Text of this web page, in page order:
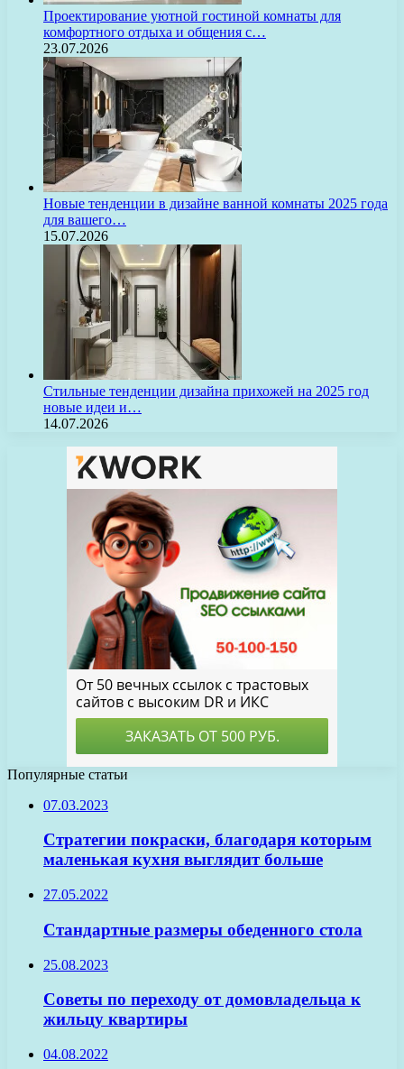
Проектирование уютной гостиной комнаты для
комфортного отдыха и общения с…
23.07.2026
Новые тенденции в дизайне ванной комнаты 2025 года
для вашего…
15.07.2026
Стильные тенденции дизайна прихожей на 2025 год
новые идеи и…
14.07.2026
Популярные статьи
07.03.2023
Стратегии покраски, благодаря которым
маленькая кухня выглядит больше
27.05.2022
Стандартные размеры обеденного стола
25.08.2023
Советы по переходу от домовладельца к
жильцу квартиры
04.08.2022